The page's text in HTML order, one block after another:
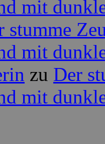
mit
stumme
mit
zu Der
mit